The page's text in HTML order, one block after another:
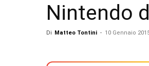
Nintendo
Di Matteo Tontini - 10 Gennaio